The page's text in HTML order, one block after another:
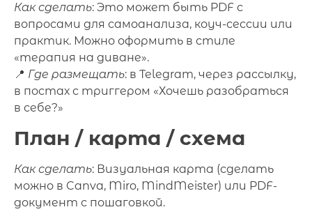
Как сделать: Это может быть PDF с
вопросами для самоанализа, коуч-сессии или
практик. Можно оформить в стиле
«терапия на диване».
📍 Где размещать: в Telegram, через рассылку,
в постах с триггером «Хочешь разобраться
в себе?»
План / карта / схема
Как сделать: Визуальная карта (сделать
можно в Canva, Miro, MindMeister) или PDF-
документ с пошаговкой.